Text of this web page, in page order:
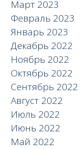
Март 2023
Февраль 2023
Январь 2023
Декабрь 2022
Ноябрь 2022
Октябрь 2022
Сентябрь 2022
Август 2022
Июль 2022
Июнь 2022
Май 2022